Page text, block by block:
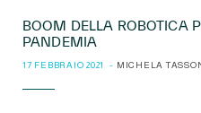
BOOM DELLA ROBOTICA
PANDEMIA
17 FEBBRAIO 2021 MICHELA